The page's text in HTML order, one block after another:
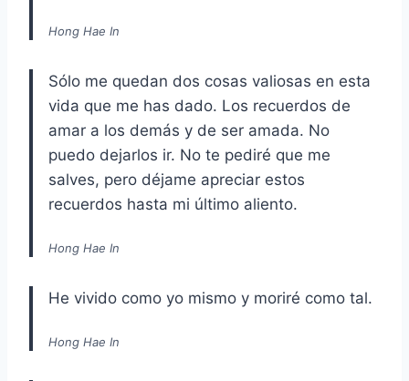
Hong Hae In
Sólo me quedan dos cosas valiosas en esta
vida que me has dado. Los recuerdos de
amar a los demás y de ser amada. No
puedo dejarlos ir. No te pediré que me
salves, pero déjame apreciar estos
recuerdos hasta mi último aliento.
Hong Hae In
He vivido como yo mismo y moriré como tal.
Hong Hae In